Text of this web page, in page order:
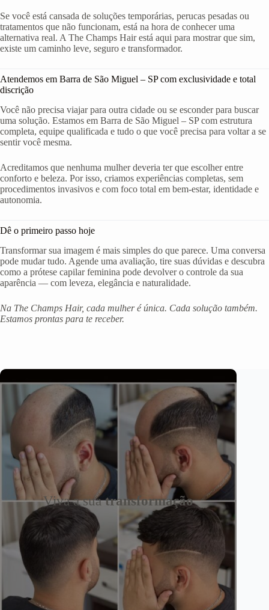
Se você está cansada de soluções temporárias, perucas pesadas ou
tratamentos que não funcionam, está na hora de conhecer uma
alternativa real. A The Champs Hair está aqui para mostrar que sim,
existe um caminho leve, seguro e transformador.
Atendemos em Barra de São Miguel – SP com exclusividade e total
discrição
Você não precisa viajar para outra cidade ou se esconder para buscar
uma solução. Estamos em Barra de São Miguel – SP com estrutura
completa, equipe qualificada e tudo o que você precisa para voltar a se
sentir você mesma.
Acreditamos que nenhuma mulher deveria ter que escolher entre
conforto e beleza. Por isso, criamos experiências completas, sem
procedimentos invasivos e com foco total em bem-estar, identidade e
autonomia.
Dê o primeiro passo hoje
Transformar sua imagem é mais simples do que parece. Uma conversa
pode mudar tudo. Agende uma avaliação, tire suas dúvidas e descubra
como a prótese capilar feminina pode devolver o controle da sua
aparência — com leveza, elegância e naturalidade.
Na The Champs Hair, cada mulher é única. Cada solução também.
Estamos prontas para te receber.
Viva a suatransformação